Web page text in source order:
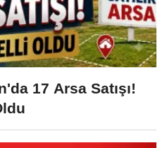
17 Arsa Satışı!